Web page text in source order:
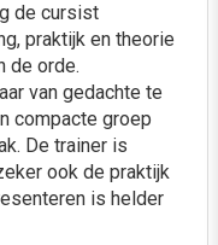
de cursist
praktijk en theorie
de orde.
van gedachte te
compacte groep
De trainer is
ook de praktijk
is helder